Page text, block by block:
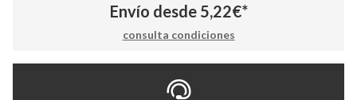
Envío desde 5,22€*
consulta condiciones